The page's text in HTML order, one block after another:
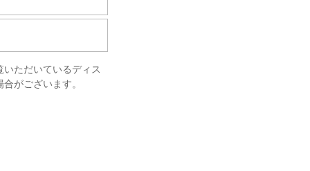
ただいているディス
がございます。